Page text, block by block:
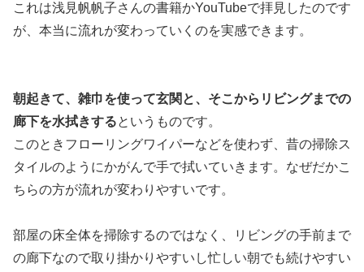
これは浅見帆帆子さんの書籍かYouTubeで拝見したのです
が、本当に流れが変わっていくのを実感できます。
朝起きて、雑巾を使って玄関と、そこからリビングまでの
廊下を水拭きするというものです。
このときフローリングワイパーなどを使わず、昔の掃除ス
タイルのようにかがんで手で拭いていきます。なぜだかこ
ちらの方が流れが変わりやすいです。
部屋の床全体を掃除するのではなく、リビングの手前まで
の廊下なので取り掛かりやすいし忙しい朝でも続けやすい